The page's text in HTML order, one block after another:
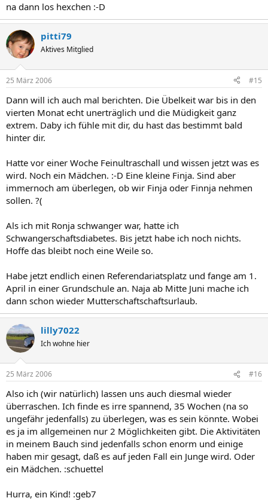
na dann los hexchen :-D
pitti79
Aktives Mitglied
25 März 2006 #15
Dann will ich auch mal berichten. Die Übelkeit war bis in den
vierten Monat echt unerträglich und die Müdigkeit ganz
extrem. Daby ich fühle mit dir, du hast das bestimmt bald
hinter dir.
Hatte vor einer Woche Feinultraschall und wissen jetzt was es
wird. Noch ein Mädchen. :-D Eine kleine Finja. Sind aber
immernoch am überlegen, ob wir Finja oder Finnja nehmen
sollen. ?(
Als ich mit Ronja schwanger war, hatte ich
Schwangerschaftsdiabetes. Bis jetzt habe ich noch nichts.
Hoffe das bleibt noch eine Weile so.
Habe jetzt endlich einen Referendariatsplatz und fange am 1.
April in einer Grundschule an. Naja ab Mitte Juni mache ich
dann schon wieder Mutterschaftschaftsurlaub.
lilly7022
Ich wohne hier
25 März 2006 #16
Also ich (wir natürlich) lassen uns auch diesmal wieder
überraschen. Ich finde es irre spannend, 35 Wochen (na so
ungefähr jedenfalls) zu überlegen, was es sein könnte. Wobei
es ja im allgemeinen nur 2 Möglichkeiten gibt. Die Aktivitäten
in meinem Bauch sind jedenfalls schon enorm und einige
haben mir gesagt, daß es auf jeden Fall ein Junge wird. Oder
ein Mädchen. :schuettel
Hurra, ein Kind! :geb7